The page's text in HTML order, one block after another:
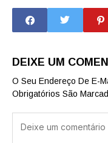
MEIO A
ENCONTRO
EMIR DO
DEIXE UM
O Seu Endereço De E-
Obrigatórios São